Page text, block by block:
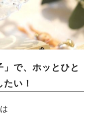
で、ホッとひと
い！